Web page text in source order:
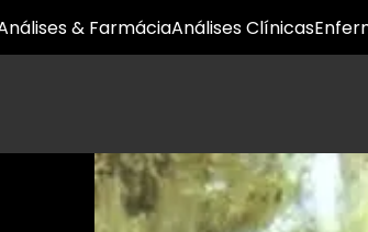
& FarmáciaAnálises Clínicas